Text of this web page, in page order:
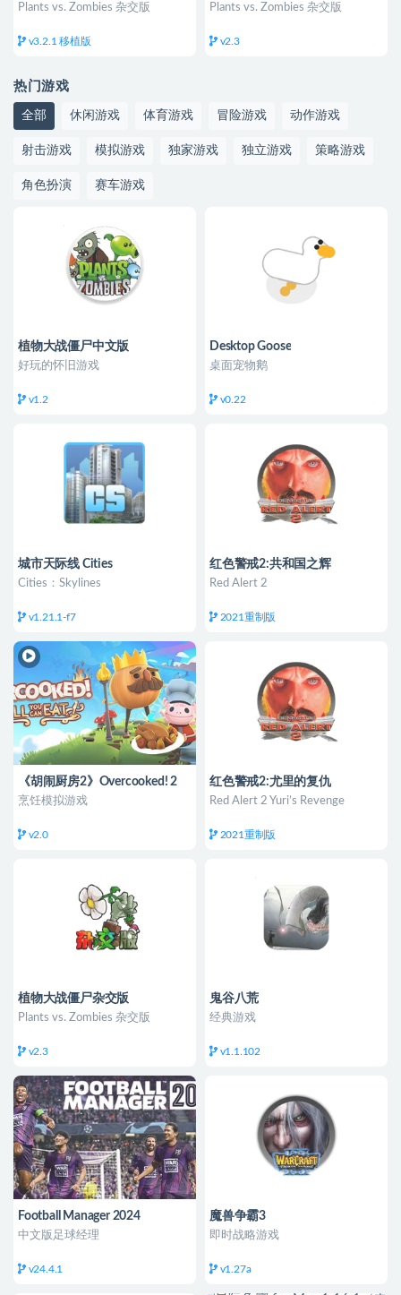
Plants vs. Zombies 杂交版
v3.2.1 移植版
Plants vs. Zombies 杂交版
v2.3
热门游戏
全部 休闲游戏 体育游戏 冒险游戏 动作游戏
射击游戏 模拟游戏 独家游戏 独立游戏 策略游戏
角色扮演 赛车游戏
植物大战僵尸中文版
好玩的怀旧游戏
v1.2
Desktop Goose
桌面宠物鹅
v0.22
城市天际线 Cities
Cities：Skylines
v1.21.1-f7
红色警戒2:共和国之辉
Red Alert 2
2021重制版
《胡闹厨房2》Overcooked! 2
烹饪模拟游戏
v2.0
红色警戒2:尤里的复仇
Red Alert 2 Yuri’s Revenge
2021重制版
植物大战僵尸杂交版
Plants vs. Zombies 杂交版
v2.3
鬼谷八荒
经典游戏
v1.1.102
Football Manager 2024
中文版足球经理
v24.4.1
魔兽争霸3
即时战略游戏
v1.27a